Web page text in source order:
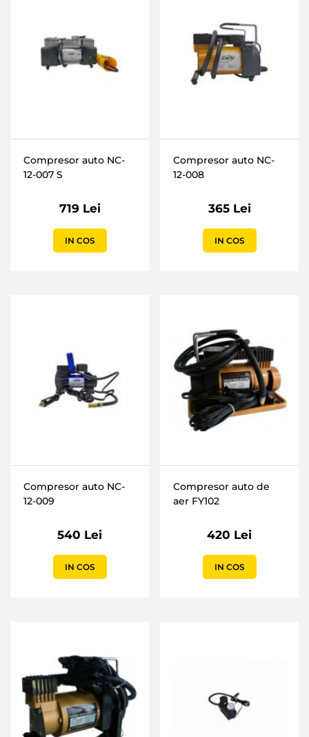
Compresor auto NC-
12-007 S
719 Lei
IN COS
Compresor auto NC-
12-008
365 Lei
IN COS
Compresor auto NC-
12-009
540 Lei
IN COS
Compresor auto de
aer FY102
420 Lei
IN COS